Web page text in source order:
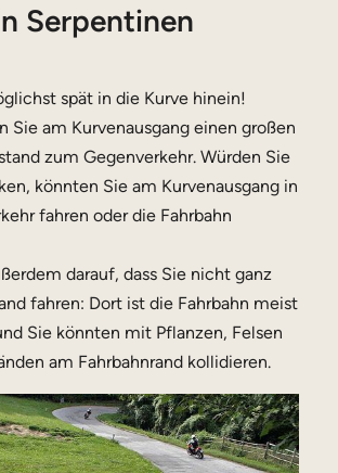
Serpentinen
spät in die Kurve hinein!
Sie am Kurvenausgang einen großen
zum Gegenverkehr. Würden Sie
könnten Sie am Kurvenausgang in
fahren oder die Fahrbahn
darauf, dass Sie nicht ganz
fahren: Dort ist die Fahrbahn meist
Sie könnten mit Pflanzen, Felsen
am Fahrbahnrand kollidieren.